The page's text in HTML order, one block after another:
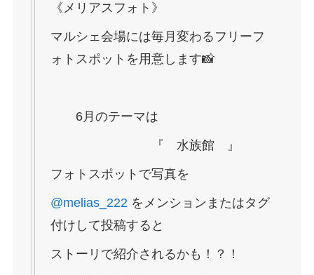
《メリアスフォト》
マルシェ会場には毎月変わるフリーフ
ォトスポットを用意します📸
6月のテーマは
『 水族館 』
フォトスポットで写真を
@melias_222をメンションまたはタグ
付けして投稿すると
ストーリで紹介されるかも！？！